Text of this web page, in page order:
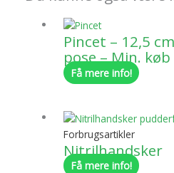
Pincet – 12,5
pose – Min.
Få mere info!
Forbrugsartikler
Nitrilhandsker
Få mere info!